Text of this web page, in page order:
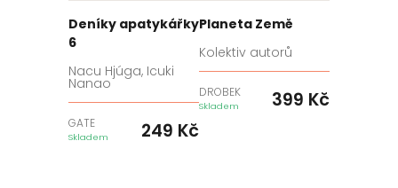
Deníky apatykářky
6
Nacu Hjúga, Icuki
Nanao
GATE
Skladem 249 Kč
Planeta Země
Kolektiv autorů
DROBEK
Skladem 399 Kč